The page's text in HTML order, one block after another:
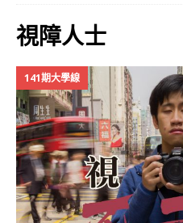
視障人士
141期大學線